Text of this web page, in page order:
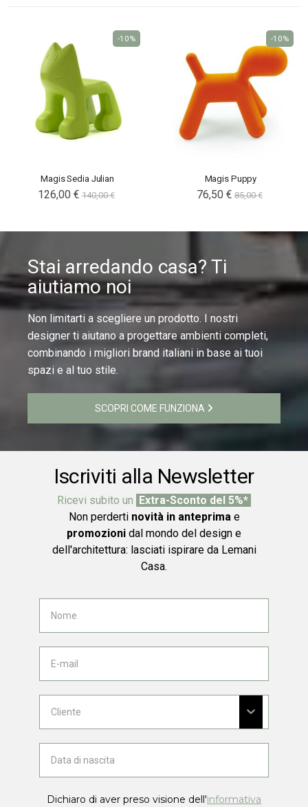
Magis Sedia Julian
126,00 € 140,00 €
-10%
Magis Puppy
76,50 € 85,00 €
-10%
Stai arredando casa? Ti
aiutiamo noi
Non limitarti a scegliere un prodotto. I nostri
designer ti aiutano a progettare ambienti completi,
combinando i migliori brand italiani in base ai tuoi
spazi e al tuo stile.
SCOPRI COME FUNZIONA
Iscriviti alla Newsletter
Ricevi subito un Extra-Sconto del 5%*
Non perderti novità in anteprimae
promozioni dal mondo del design e
dell'architettura: lasciati ispirare da Lemani
Casa.
Dichiaro di aver preso visione dell'informativa